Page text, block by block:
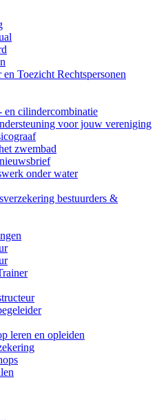
en Toezicht Rechtspersonen
en cilindercombinatie
voor jouw vereniging
zwembad
onder water
bestuurders &
leren en opleiden